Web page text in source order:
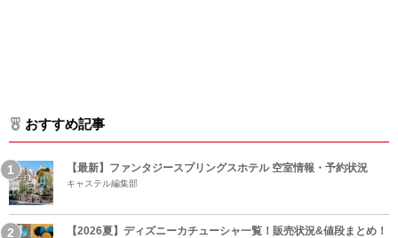
おすすめ記事
【最新】ファンタジースプリングスホテル 空室情報・予約状況
キャステル編集部
【2026夏】ディズニーカチューシャ一覧！販売状況&値段まとめ！